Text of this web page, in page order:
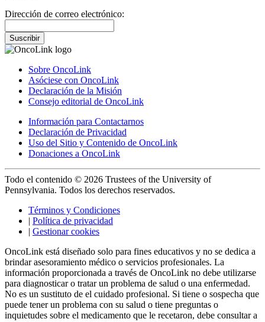
Dirección de correo electrónico:
Suscribir
Sobre OncoLink
Asóciese con OncoLink
Declaración de la Misión
Consejo editorial de OncoLink
Información para Contactarnos
Declaración de Privacidad
Uso del Sitio y Contenido de OncoLink
Donaciones a OncoLink
Todo el contenido © 2026 Trustees of the University of
Pennsylvania. Todos los derechos reservados.
Términos y Condiciones
| Política de privacidad
| Gestionar cookies
OncoLink está diseñado solo para fines educativos y no se dedica a
brindar asesoramiento médico o servicios profesionales. La
información proporcionada a través de OncoLink no debe utilizarse
para diagnosticar o tratar un problema de salud o una enfermedad.
No es un sustituto de el cuidado profesional. Si tiene o sospecha que
puede tener un problema con su salud o tiene preguntas o
inquietudes sobre el medicamento que le recetaron, debe consultar a